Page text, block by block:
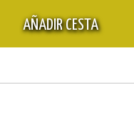
AÑADIR CESTA